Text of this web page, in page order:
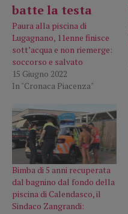
Paura alla piscina di
Lugagnano, 11enne finisce
sott’acqua e non riemerge:
soccorso e salvato
15 Giugno 2022
In "Cronaca Piacenza"
Bimba di 5 anni recuperata
dal bagnino dal fondo della
piscina di Calendasco, il
Sindaco Zangrandi: